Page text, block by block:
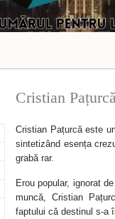
Cristian
Cristian Pațurcă este
sintetizând esența
grabă rar.
Erou popular, ignorat
muncă, Cristian
faptului că destinul s-a